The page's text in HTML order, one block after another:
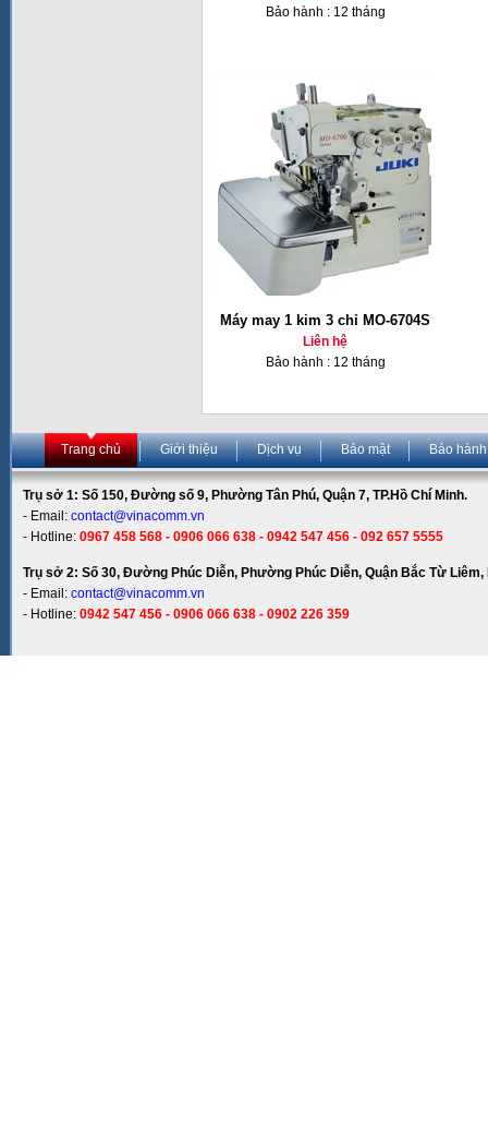
Bảo hành : 12 tháng
Máy may 1 kim 3 chỉ MO-6704S
Liên hệ
Bảo hành : 12 tháng
Trang chủ Giới thiệu Dịch vụ Bảo mật Bảo hành
Trụ sở 1: Số 150, Đường số 9, Phường Tân Phú, Quận 7, TP.Hồ Chí Minh.
- Email: contact@vinacomm.vn
- Hotline: 0967 458 568 - 0906 066 638 - 0942 547 456 - 092 657 5555
Trụ sở 2: Số 30, Đường Phúc Diễn, Phường Phúc Diễn, Quận Bắc Từ Liêm,
- Email: contact@vinacomm.vn
- Hotline: 0942 547 456 - 0906 066 638 - 0902 226 359